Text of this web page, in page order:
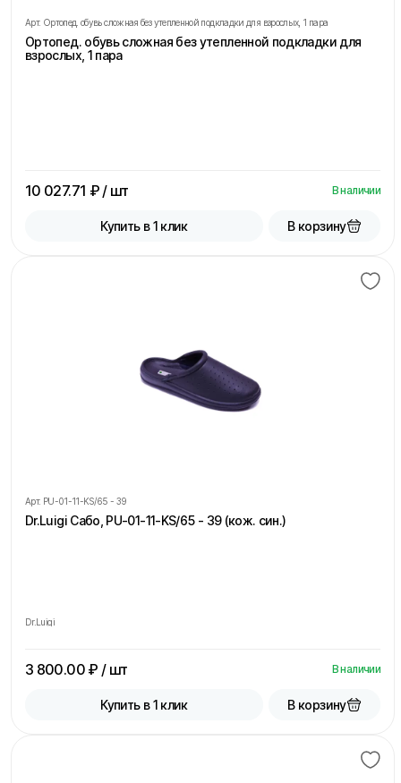
Арт. Ортопед. обувь сложная без утепленной подкладки для взрослых, 1 пара
Ортопед. обувь сложная без утепленной подкладки для
взрослых, 1 пара
10 027.71 ₽ / шт В наличии
Купить в 1 клик В корзину
Арт. PU-01-11-KS/65 - 39
Dr.Luigi Сабо, PU-01-11-KS/65 - 39 (кож. син.)
Dr.Luigi
3 800.00₽ / шт В наличии
Купить в 1 клик В корзину